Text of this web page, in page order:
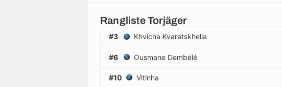
Rangliste Torjäger
#3 Khvicha Kvaratskhelia
#6 Ousmane Dembélé
#10 Vitinha